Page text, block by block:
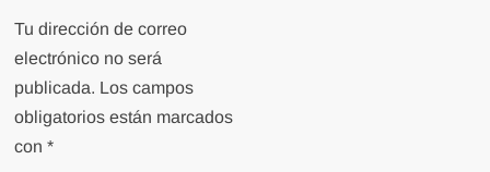
Tu dirección de correo
electrónico no será
publicada. Los campos
obligatorios están marcados
con*